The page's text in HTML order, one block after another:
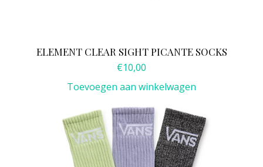
ELEMENT CLEAR SIGHT PICANTE SOCKS
€10,00
Toevoegen aan winkelwagen